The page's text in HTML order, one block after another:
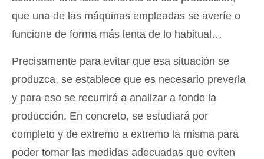
que una de las máquinas empleadas se averíe o
funcione de forma más lenta de lo habitual…
Precisamente para evitar que esa situación se
produzca, se establece que es necesario preverla
y para eso se recurrirá a analizar a fondo la
producción. En concreto, se estudiará por
completo y de extremo a extremo la misma para
poder tomar las medidas adecuadas que eviten